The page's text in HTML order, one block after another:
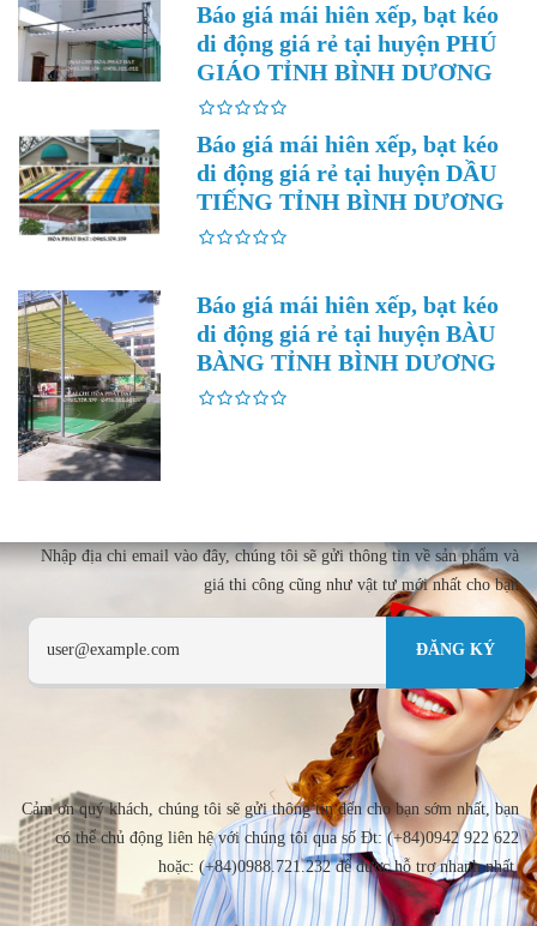
Báo giá mái hiên xếp, bạt kéo
di động giá rẻ tại huyện PHÚ
GIÁO TỈNH BÌNH DƯƠNG
Báo giá mái hiên xếp, bạt kéo
di động giá rẻ tại huyện DẦU
TIẾNG TỈNH BÌNH DƯƠNG
Báo giá mái hiên xếp, bạt kéo
di động giá rẻ tại huyện BÀU
BÀNG TỈNH BÌNH DƯƠNG
Nhập địa chi email vào đây, chúng tôi sẽ gửi thông tin về sản phẩm và
giá thi công cũng như vật tư mới nhất cho bạn
Cảm ơn quý khách, chúng tôi sẽ gửi thông tin đến cho bạn sớm nhất, bạn
có thể chủ động liên hệ với chúng tôi qua số Đt: (+84)0942 922 622
hoặc: (+84)0988.721.232 để được hỗ trợ nhanh nhất.